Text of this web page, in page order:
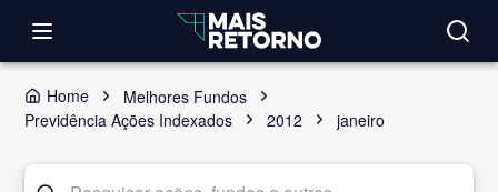
Home
Melhores Fundos
Previdência Ações Indexados
2012 janeiro